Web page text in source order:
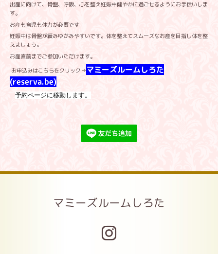
出産に向けて、骨盤、呼吸、心を整え妊娠中健やかに過ごせるようにお手伝いしま
す。
お産も育児も体力が必要です！
妊娠中は骨盤が緩みゆがみやすいです。体を整えてスムーズなお産を目指し体を整
えましょう。
お産直前までご参加いただけます。
お申込みはこちらをクリック→マミーズルームしろた
(reserva.be)
予約ページに移動します。
マミーズルームしろた